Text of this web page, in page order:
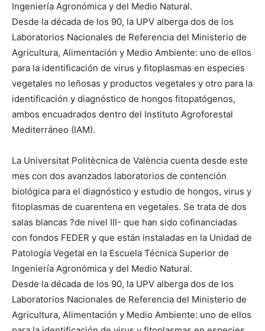
Ingeniería Agronómica y del Medio Natural.
Desde la década de los 90, la UPV alberga dos de los
Laboratorios Nacionales de Referencia del Ministerio de
Agricultura, Alimentación y Medio Ambiente: uno de ellos
para la identificación de virus y fitoplasmas en especies
vegetales no leñosas y productos vegetales y otro para la
identificación y diagnóstico de hongos fitopatógenos,
ambos encuadrados dentro del Instituto Agroforestal
Mediterráneo (IAM).
La Universitat Politècnica de València cuenta desde este
mes con dos avanzados laboratorios de contención
biológica para el diagnóstico y estudio de hongos, virus y
fitoplasmas de cuarentena en vegetales. Se trata de dos
salas blancas ?de nivel III- que han sido cofinanciadas
con fondos FEDER y que están instaladas en la Unidad de
Patología Vegetal en la Escuela Técnica Superior de
Ingeniería Agronómica y del Medio Natural.
Desde la década de los 90, la UPV alberga dos de los
Laboratorios Nacionales de Referencia del Ministerio de
Agricultura, Alimentación y Medio Ambiente: uno de ellos